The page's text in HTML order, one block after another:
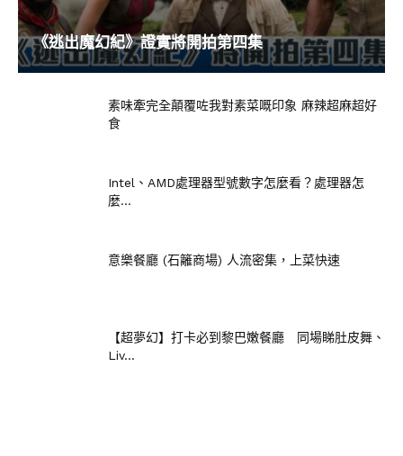
《逃出魔幻紀》證實將開拍第四集
素味牽完全顛覆咗我對素菜嘅印象 麻辣超麻超好
食
Intel、AMD處理器型號數字怎麼看？處理器怎
麼...
意樂餐廳 (石籬商場) 人流密集，上菜快速
【超夢幻】打卡必到黎巴嫩餐廳 同場睇肚皮舞、
Liv...